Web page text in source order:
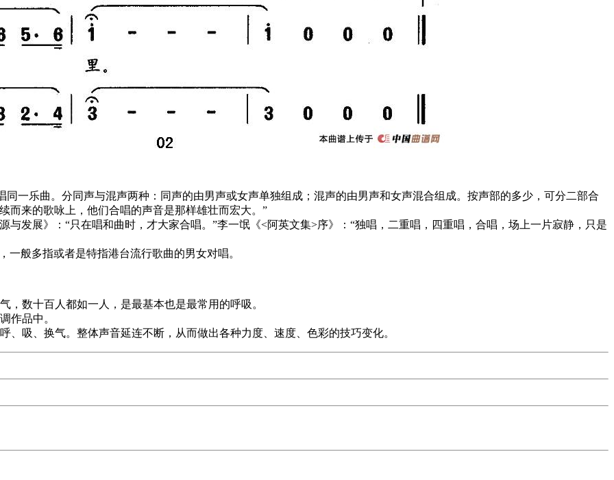
一乐曲。分同声与混声两种：同声的由男声或女声单独组成；混声的由男声和女声混合组成。按声部的多少，可分二部合
而来的歌咏上，他们合唱的声音是那样雄壮而宏大。”
与发展》：“只在唱和曲时，才大家合唱。”李一氓《<阿英文集>序》：“独唱，二重唱，四重唱，合唱，场上一片寂静，只是
般多指或者是特指港台流行歌曲的男女对唱。
数十百人都如一人，是最基本也是最常用的呼吸。
作品中。
吸、换气。整体声音延连不断，从而做出各种力度、速度、色彩的技巧变化。